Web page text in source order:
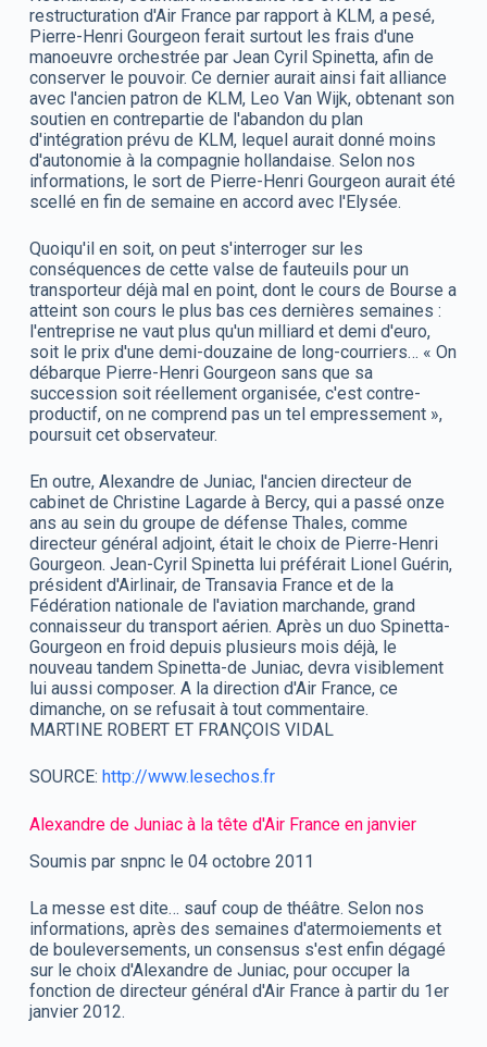
restructuration d'Air France par rapport à KLM, a pesé,
Pierre-Henri Gourgeon ferait surtout les frais d'une
manoeuvre orchestrée par Jean Cyril Spinetta, afin de
conserver le pouvoir. Ce dernier aurait ainsi fait alliance
avec l'ancien patron de KLM, Leo Van Wijk, obtenant son
soutien en contrepartie de l'abandon du plan
d'intégration prévu de KLM, lequel aurait donné moins
d'autonomie à la compagnie hollandaise. Selon nos
informations, le sort de Pierre-Henri Gourgeon aurait été
scellé en fin de semaine en accord avec l'Elysée.
Quoiqu'il en soit, on peut s'interroger sur les
conséquences de cette valse de fauteuils pour un
transporteur déjà mal en point, dont le cours de Bourse a
atteint son cours le plus bas ces dernières semaines :
l'entreprise ne vaut plus qu'un milliard et demi d'euro,
soit le prix d'une demi-douzaine de long-courriers… « On
débarque Pierre-Henri Gourgeon sans que sa
succession soit réellement organisée, c'est contre-
productif, on ne comprend pas un tel empressement »,
poursuit cet observateur.
En outre, Alexandre de Juniac, l'ancien directeur de
cabinet de Christine Lagarde à Bercy, qui a passé onze
ans au sein du groupe de défense Thales, comme
directeur général adjoint, était le choix de Pierre-Henri
Gourgeon. Jean-Cyril Spinetta lui préférait Lionel Guérin,
président d'Airlinair, de Transavia France et de la
Fédération nationale de l'aviation marchande, grand
connaisseur du transport aérien. Après un duo Spinetta-
Gourgeon en froid depuis plusieurs mois déjà, le
nouveau tandem Spinetta-de Juniac, devra visiblement
lui aussi composer. A la direction d'Air France, ce
dimanche, on se refusait à tout commentaire.
MARTINE ROBERT ET FRANÇOIS VIDAL
SOURCE: http://www.lesechos.fr
Alexandre de Juniac à la tête d'Air France en janvier
Soumis par snpnc le 04 octobre 2011
La messe est dite… sauf coup de théâtre. Selon nos
informations, après des semaines d'atermoiements et
de bouleversements, un consensus s'est enfin dégagé
sur le choix d'Alexandre de Juniac, pour occuper la
fonction de directeur général d'Air France à partir du 1er
janvier 2012.